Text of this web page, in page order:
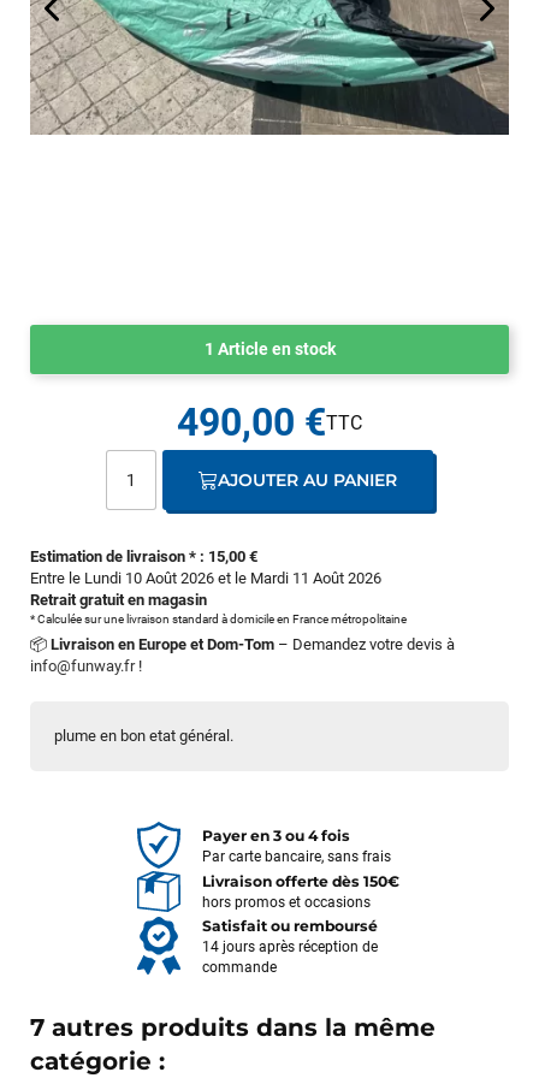
plume en bon etat général.
1 Article en stock
Estimation de livraison * : 15,00 €
Entre le Lundi 10 Août 2026 et le Mardi 11 Août 2026
Retrait gratuit en magasin
* Calculée sur une livraison standard à domicile en France métropolitaine
📦 Livraison en Europe et Dom-Tom – Demandez votre devis à
info@funway.fr!
490,00 €
AJOUTER AU PANIER
Payer en 3 ou 4 fois
Par carte bancaire, sans frais
Livraison offerte dès 150€
hors promos et occasions
Satisfait ou remboursé
14 jours après réception de
commande
7 autres produits dans la même
catégorie :